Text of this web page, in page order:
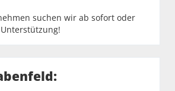
suchen wir ab sofort oder